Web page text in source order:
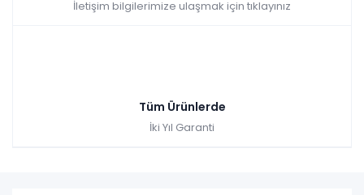
İletişim bilgilerimize ulaşmak için tıklayınız
Tüm Ürünlerde
İki Yıl Garanti